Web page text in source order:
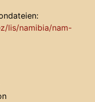
lis/namibia/nam-